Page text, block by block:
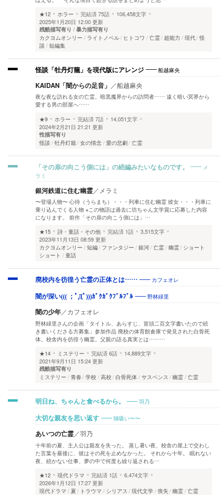
★12
ホラー 完結済75話
106,458文字
2025年1月20日 12:00 更新
残酷描写有り 暴力描写有り
カクヨムオンリー ライトノベル ヒトコワ 亡霊 超能力 現代 怪
談
短編集
怪談「牡丹灯籠」を現代版にアレンジ 船越麻央
KAIDAN「闇からの足音」 ／船越麻央
夜な夜な訪れる女の亡霊。暗黒魔界からの訪問者…… 遠く暗い冥界から
愛する男の部屋へ……
★9
ホラー 完結済7話
14,051文字
2024年2月21日 21:21 更新
性描写有り
怪談 牡丹灯籠 女の情念 愛の悲劇 亡霊
「その扉の向こう側には」の続編みたいなものです。
メ
ラミ
銀河鉄道に住む幽霊／ メラミ
〜登場人物〜 心待（うらまち）・・・列車に住む幽霊 彼女・・・列車に
乗り込んでくる人物 ※この物語は過去に坊ちゃん文学賞に応募した内容
になります。 前作「その扉の向こう側には」…
★15
詩・童話・その他 完結済 1話
3,515文字
2023年11月13日 08:59 更新
カクヨムオンリー
短編 ファンタジー 銀河 亡霊 幽霊 ショート
ショート
童話
廃校内を彷徨う亡霊の正体とは…… カフェオレ
闇が深い((( ；ﾟДﾟ)))ｶﾞｸｶﾞｸﾌﾞﾙﾌﾞﾙ 野林緑里
闇の少年／カフェオレ
野林緑里さんの企画「タイトル、あらすじ、冒頭二百文字書いたので続
き書いくださる方募集」参加作品 廃校の体育館倉庫で発見された白骨死
体。校舎内を彷徨う幽霊。父親の語る真実とは………
★14
ミステリー 完結済6話
14,889文字
2021年9月11日 15:24 更新
残酷描写有り
ミステリー 青春 学校 高校 白骨死体 サスペンス 幽霊 亡霊
明日ね、ちゃんと食べるから。 羽乃
大切な親友を思い返す 猫吸い〜〜
あいつの亡霊／羽乃
十年前の夏、主人公は親友を失った。 蒸し暑い夜、校舎の屋上で交わし
た言葉を最後に、彼はその死を止めなかった。 それから十年。 眠れない
夜、続かない仕事、夢の中で何度も繰り返される…
★12
現代ドラマ 完結済 1話
6,474文字
2026年1月12日 17:27 更新
現代ドラマ
夏 トラウマ シリアス 現代文学 喪失 幽霊 亡霊